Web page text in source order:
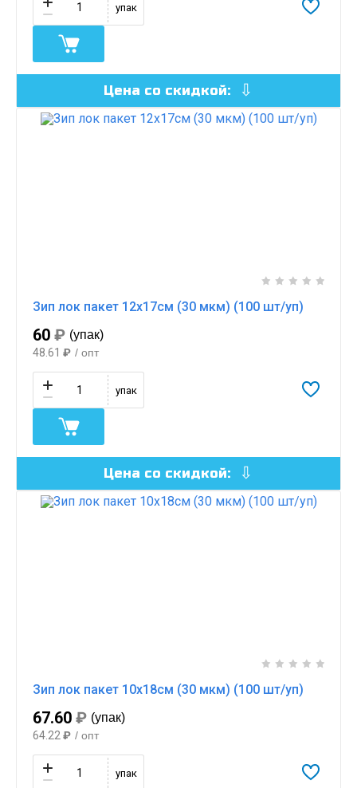
упак
Цена со скидкой:
Зип лок пакет 12х17см (30 мкм) (100 шт/уп)
60 ₽ (упак)
48.61 ₽ / опт
упак
Цена со скидкой:
Зип лок пакет 10х18см (30 мкм) (100 шт/уп)
67.60 ₽ (упак)
64.22 ₽ / опт
упак